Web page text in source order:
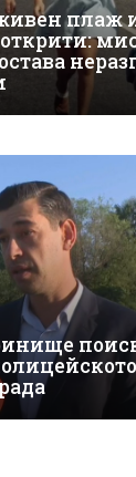
плаж